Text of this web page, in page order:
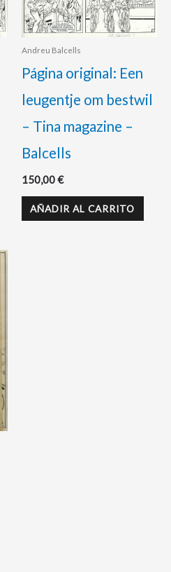
Andreu Balcells
Página original: Een
leugentje om bestwil
– Tina magazine –
Balcells
150,00€
AÑADIR AL CARRITO